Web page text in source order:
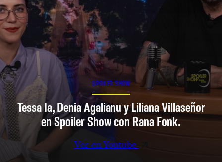
SPOILER SHOW
Tessa Ia, Denia Agalianu y Liliana Villaseñor
en Spoiler Show con Rana Fonk.
Ver en Youtube